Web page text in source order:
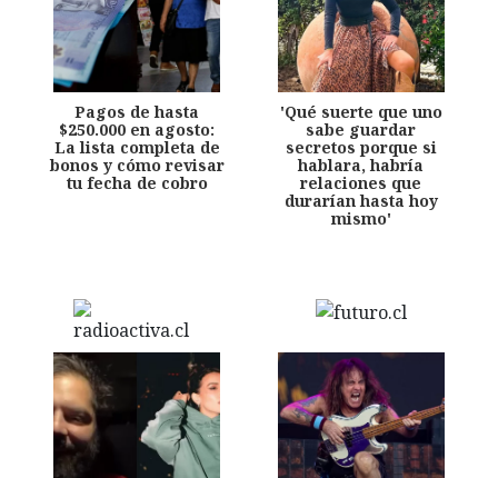
Pagos de hasta
$250.000 en agosto:
La lista completa de
bonos y cómo revisar
tu fecha de cobro
'Qué suerte que uno
sabe guardar
secretos porque si
hablara, habría
relaciones que
durarían hasta hoy
mismo'